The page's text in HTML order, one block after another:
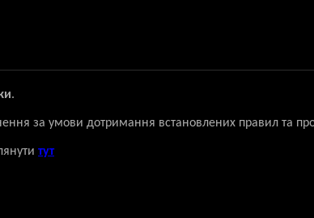
.
за умови дотримання встановлених правил та
тут